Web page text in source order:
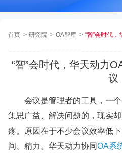
首页 > 研究院 > OA智库 > “智”会时代
“智”会时代，华天动力
议
会议是管理者的工具，一个
集思广益、解决问题的，现实
疼。原因在于不少会议效率低
间、精力。华天动力协同OA系